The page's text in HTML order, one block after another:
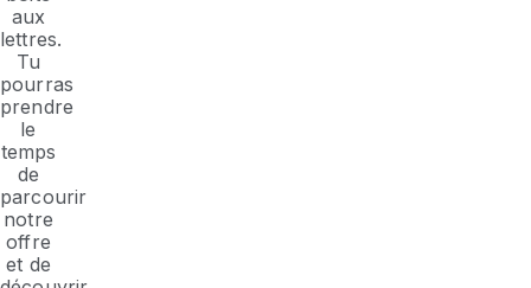
aux
lettres.
Tu
pourras
prendre
le
temps
de
parcourir
notre
offre
et de